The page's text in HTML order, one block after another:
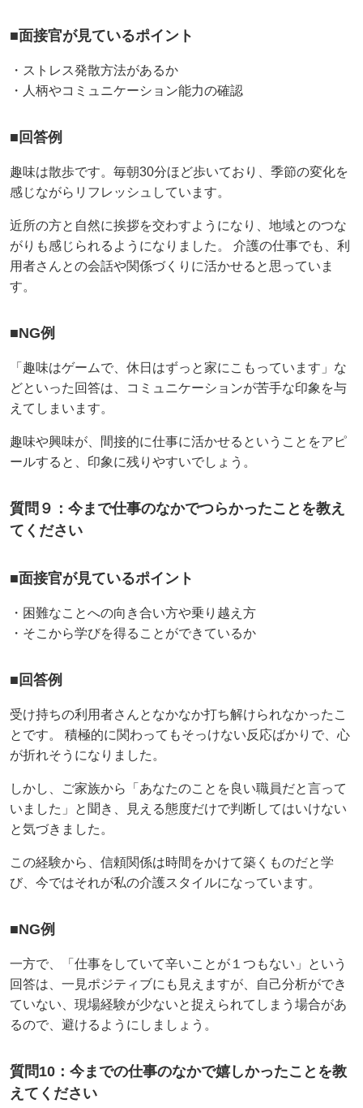
■面接官が見ているポイント
・ストレス発散方法があるか
・人柄やコミュニケーション能力の確認
■回答例
趣味は散歩です。毎朝30分ほど歩いており、季節の変化を
感じながらリフレッシュしています。
近所の方と自然に挨拶を交わすようになり、地域とのつな
がりも感じられるようになりました。 介護の仕事でも、利
用者さんとの会話や関係づくりに活かせると思っていま
す。
■NG例
「趣味はゲームで、休日はずっと家にこもっています」な
どといった回答は、コミュニケーションが苦手な印象を与
えてしまいます。
趣味や興味が、間接的に仕事に活かせるということをアピ
ールすると、印象に残りやすいでしょう。
質問９：今まで仕事のなかでつらかったことを教え
てください
■面接官が見ているポイント
・困難なことへの向き合い方や乗り越え方
・そこから学びを得ることができているか
■回答例
受け持ちの利用者さんとなかなか打ち解けられなかったこ
とです。 積極的に関わってもそっけない反応ばかりで、心
が折れそうになりました。
しかし、ご家族から「あなたのことを良い職員だと言って
いました」と聞き、見える態度だけで判断してはいけない
と気づきました。
この経験から、信頼関係は時間をかけて築くものだと学
び、今ではそれが私の介護スタイルになっています。
■NG例
一方で、「仕事をしていて辛いことが１つもない」という
回答は、一見ポジティブにも見えますが、自己分析ができ
ていない、現場経験が少ないと捉えられてしまう場合があ
るので、避けるようにしましょう。
質問10：今までの仕事のなかで嬉しかったことを教
えてください